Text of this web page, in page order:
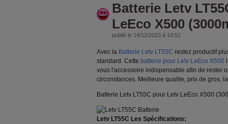
Batterie Letv
LeEco X500
publié le 14/12/2023 à 10:52
Avec la Batterie Letv LT55C restez productif
standard. Cette batterie pour Letv LeEco X500
vous l'accessoire indispensable afin de rester
circonstances. Meilleure qualite, prix de gros,
Batterie Letv LT55C pour Letv LeEco X500
Letv LT55C Les Spécifications: